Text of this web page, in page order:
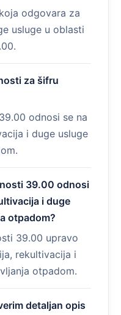
odgovara za
usluge u oblasti
za šifru
odnosi se na
i duge usluge
39.00 odnosi
i duge
otpadom?
39.00 upravo
rekultivacija i
otpadom.
detaljan opis